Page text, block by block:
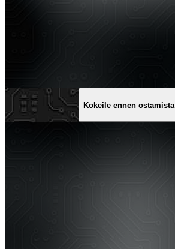
Kokeile ennen ostamista